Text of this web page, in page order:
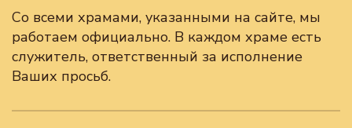
Со всеми храмами, указанными на сайте, мы
работаем официально. В каждом храме есть
служитель, ответственный за исполнение
Ваших просьб.